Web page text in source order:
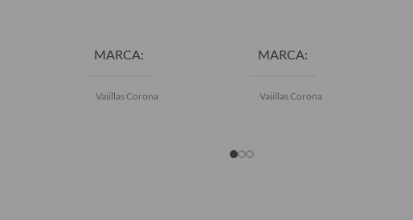
MARCA
Vajillas Corona
MARCA
Vajillas Corona